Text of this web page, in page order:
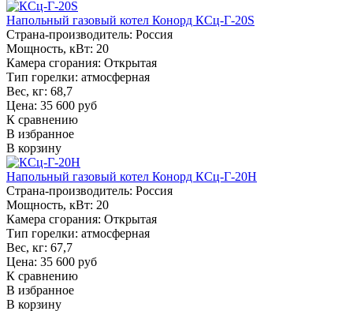
Напольный газовый котел Конорд КСц-Г-20S
Страна-производитель: Россия
Мощность, кВт: 20
Камера сгорания: Открытая
Тип горелки: атмосферная
Вес, кг: 68,7
Цена: 35 600 руб
К сравнению
В избранное
В корзину
Напольный газовый котел Конорд КСц-Г-20H
Страна-производитель: Россия
Мощность, кВт: 20
Камера сгорания: Открытая
Тип горелки: атмосферная
Вес, кг: 67,7
Цена: 35 600 руб
К сравнению
В избранное
В корзину